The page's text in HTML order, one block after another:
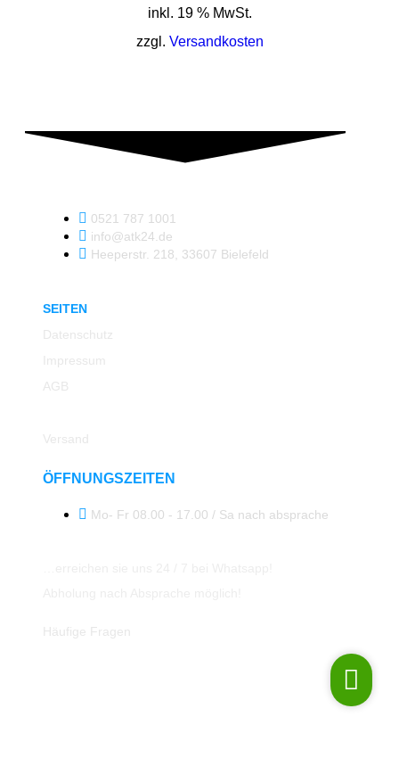
inkl. 19 % MwSt.
zzgl. Versandkosten
0521 787 1001
info@atk24.de
Heeperstr. 218, 33607 Bielefeld
SEITEN
Datenschutz
Impressum
AGB
Versand
ÖFFNUNGSZEITEN
Mo- Fr 08.00 - 17.00 / Sa nach absprache
Häufige Fragen